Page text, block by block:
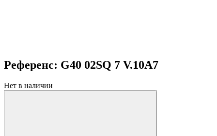
Референс: G40 02SQ 7 V.10A7
Нет в наличии